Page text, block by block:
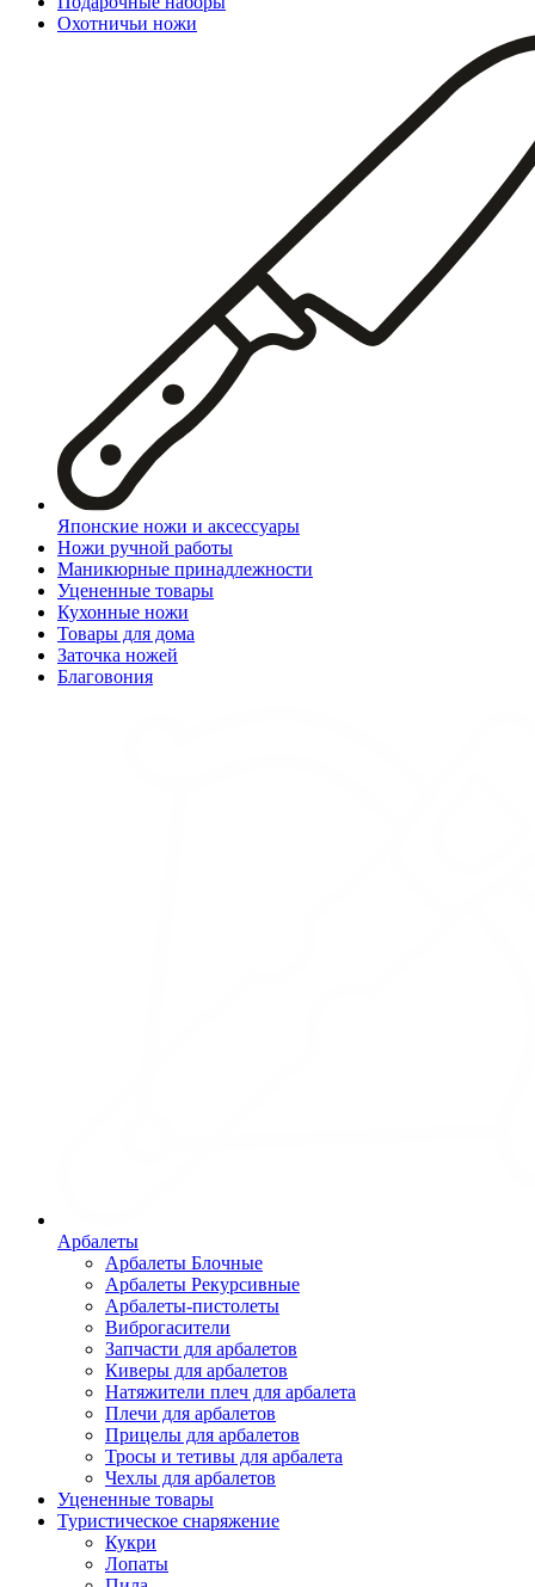
Охотничьи ножи
Японские ножи и аксессуары
Ножи ручной работы
Маникюрные принадлежности
Уцененные товары
Кухонные ножи
Товары для дома
Заточка ножей
Благовония
Арбалеты
Арбалеты Блочные
Арбалеты Рекурсивные
Арбалеты-пистолеты
Виброгасители
Запчасти для арбалетов
Киверы для арбалетов
Натяжители плеч для арбалета
Плечи для арбалетов
Прицелы для арбалетов
Тросы и тетивы для арбалета
Чехлы для арбалетов
Уцененные товары
Туристическое снаряжение
Кукри
Лопаты